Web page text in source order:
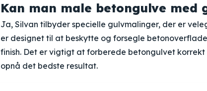
Kan man male betongulve med
Ja, Silvan tilbyder specielle gulvmalinger, der er
er designet til at beskytte og forsegle
finish. Det er vigtigt at forberede betongulvet
opnå det bedste resultat.